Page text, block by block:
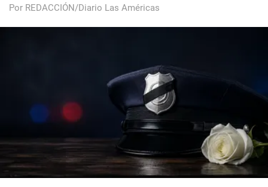
Por REDACCIÓN/Diario Las Américas